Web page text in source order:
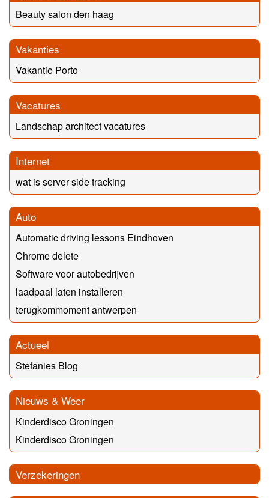
Beauty salon den haag
Vakanties
Vakantie Porto
Vacatures
Landschap architect vacatures
Internet
wat is server side tracking
Auto
Automatic driving lessons Eindhoven
Chrome delete
Software voor autobedrijven
laadpaal laten installeren
terugkommoment antwerpen
Actueel
Stefanies Blog
Nieuws & Weer
Kinderdisco Groningen
Kinderdisco Groningen
Verzekeringen